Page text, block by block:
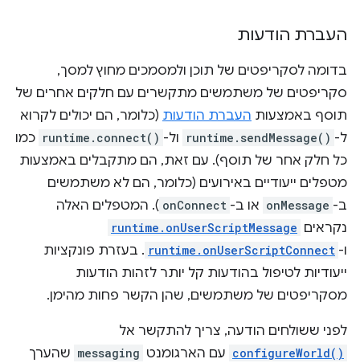
העברת הודעות
בדומה לסקריפטים של תוכן ולמסמכים מחוץ למסך,
סקריפטים של משתמשים מתקשרים עם חלקים אחרים של
תוסף באמצעות העברת הודעות (כלומר, הם יכולים לקרוא
ל- runtime.sendMessage() ול- runtime.connect() כמו
כל חלק אחר של תוסף). עם זאת, הם מתקבלים באמצעות
מטפלים ייעודיים באירועים (כלומר, הם לא משתמשים
ב- onMessage או ב- onConnect ). המטפלים האלה
נקראים runtime.onUserScriptMessage
ו- runtime.onUserScriptConnect . בעזרת פונקציות
ייעודיות לטיפול בהודעות קל יותר לזהות הודעות
מסקריפטים של משתמשים, שהן הקשר פחות מהימן.
לפני ששולחים הודעה, צריך להתקשר אל
configureWorld() עם הארגומנט messaging שהערך